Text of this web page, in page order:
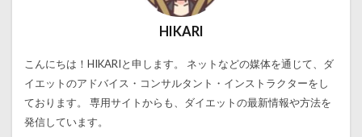
HIKARI
こんにちは！HIKARIと申します。 ネットなどの媒体を通じて、ダ
イエットのアドバイス・コンサルタント・インストラクターをし
ております。 専用サイトからも、ダイエットの最新情報や方法を
発信しています。